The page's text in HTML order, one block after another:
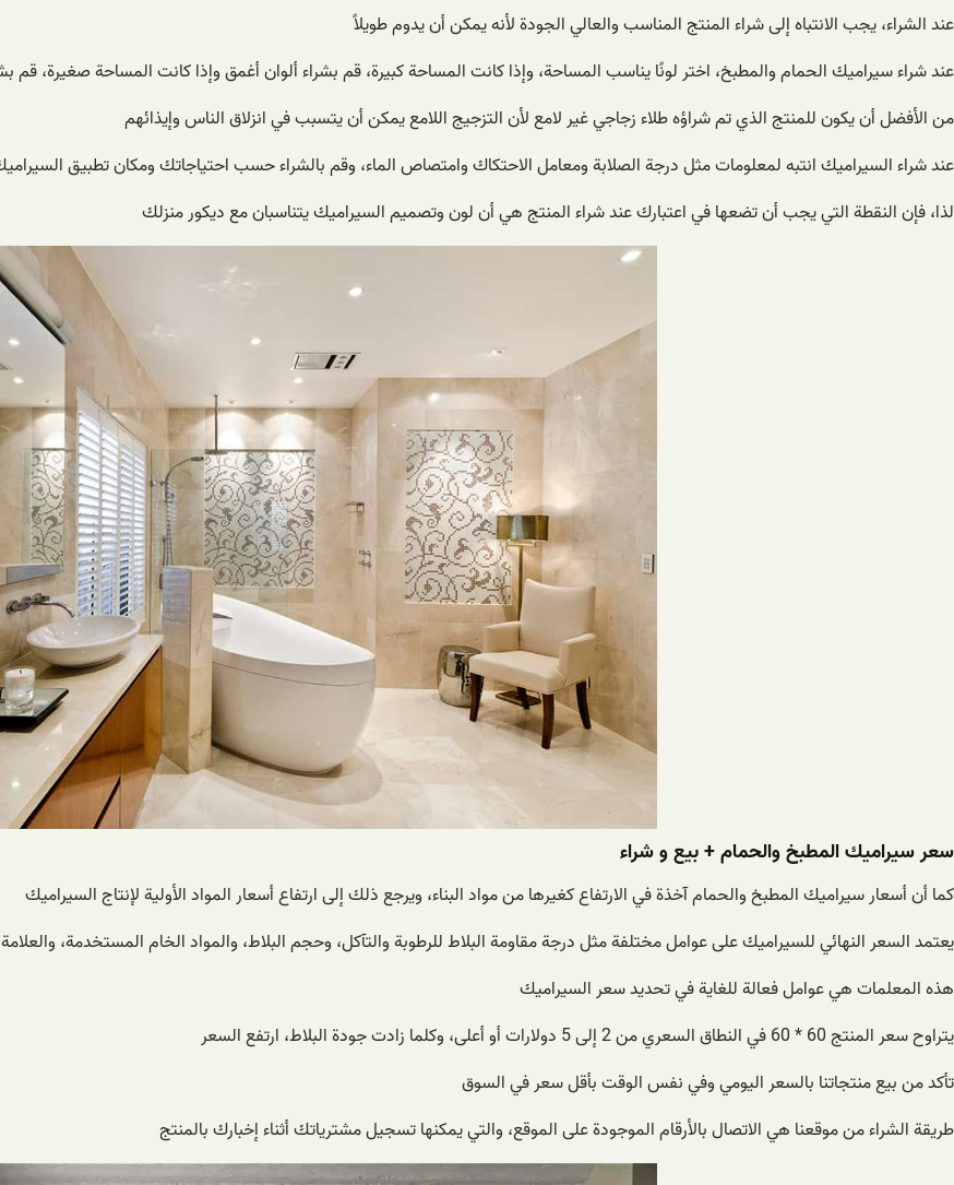
عند الشراء، يجب الانتباه إلى شراء المنتج المناسب والعالي الجودة لأنه يمكن أن يدوم طويلاً
عند شراء سيراميك الحمام والمطبخ، اختر لونًا يناسب المساحة، وإذا كانت المساحة كبيرة، قم بشراء ألوان أغمق وإذا كانت المساحة صغيرة، قم
من الأفضل أن يكون للمنتج الذي تم شراؤه طلاء زجاجي غير لامع لأن التزجيج اللامع يمكن أن يتسبب في انزلاق الناس وإيذائهم
عند شراء السيراميك انتبه لمعلومات مثل درجة الصلابة ومعامل الاحتكاك وامتصاص الماء، وقم بالشراء حسب احتياجاتك ومكان تطبيق
لذا، فإن النقطة التي يجب أن تضعها في اعتبارك عند شراء المنتج هي أن لون وتصميم السيراميك يتناسبان مع ديكور منزلك
سعر سيراميك المطبخ والحمام + بیع و شراء
كما أن أسعار سيراميك المطبخ والحمام آخذة في الارتفاع كغيرها من مواد البناء، ويرجع ذلك إلى ارتفاع أسعار المواد الأولية لإنتاج السيراميك
يعتمد السعر النهائي للسيراميك على عوامل مختلفة مثل درجة مقاومة البلاط للرطوبة والتآكل، وحجم البلاط، والمواد الخام المستخدمة،
هذه المعلمات هي عوامل فعالة للغاية في تحديد سعر السيراميك
يتراوح سعر المنتج 60 * 60 في النطاق السعري من 2 إلى 5 دولارات أو أعلى، وكلما زادت جودة البلاط، ارتفع السعر
تأكد من بيع منتجاتنا بالسعر اليومي وفي نفس الوقت بأقل سعر في السوق
طريقة الشراء من موقعنا هي الاتصال بالأرقام الموجودة على الموقع، والتي يمكنها تسجيل مشترياتك أثناء إخبارك بالمنتج